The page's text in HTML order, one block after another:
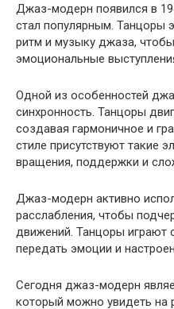
Джаз-модерн появился в
стал популярным. Танцоры
ритм и музыку джаза,
эмоциональные
Одной из особенностей
синхронность. Танцоры
создавая гармоничное и
стиле присутствуют такие
вращения, поддержки и
Джаз-модерн активно
расслабления, чтобы
движений. Танцоры играют
передать эмоции и
Сегодня джаз-модерн
который можно увидеть на